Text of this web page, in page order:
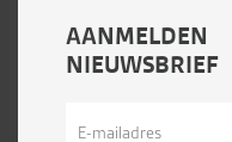
AANMELDEN
NIEUWSBRIEF